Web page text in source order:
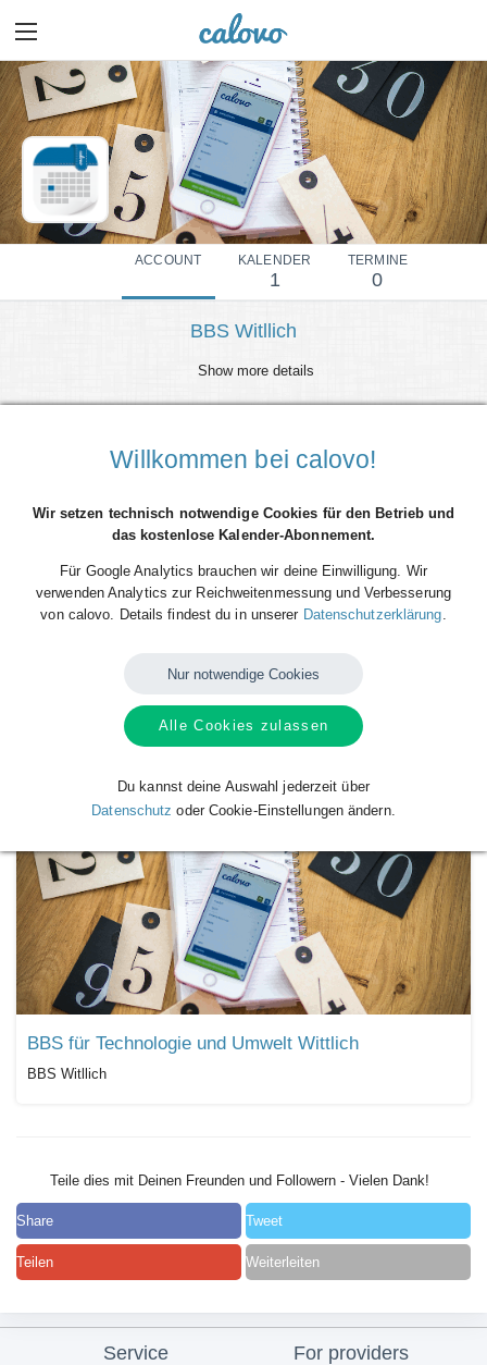
ACCOUNT KALENDER
1
TERMINE
0
BBS Witllich
Show more details
VerfügbareKalendervonBBS Witllich
BBS für Technologie und Umwelt Wittlich
BBS Witllich
Teile dies mit Deinen Freunden und Followern - Vielen Dank!
Share Tweet
Teilen Weiterleiten
Service For providers
Willkommen bei calovo!
Wir setzen technisch notwendige Cookies für den Betrieb und
das kostenlose Kalender-Abonnement.
Für Google Analytics brauchen wir deine Einwilligung. Wir
verwenden Analytics zur Reichweitenmessung und Verbesserung
von calovo. Details findest du in unserer Datenschutzerklärung
Nur notwendige Cookies
Alle Cookies zulassen
Du kannst deine Auswahl jederzeit über
Datenschutz oder Cookie-Einstellungen ändern.